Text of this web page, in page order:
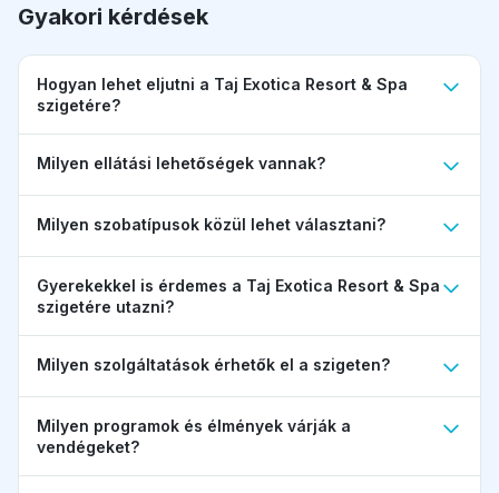
Gyakori kérdések
Hogyan lehet eljutni a Taj Exotica Resort & Spa
szigetére?
Milyen ellátási lehetőségek vannak?
Milyen szobatípusok közül lehet választani?
Gyerekekkel is érdemes a Taj Exotica Resort & Spa
szigetére utazni?
Milyen szolgáltatások érhetők el a szigeten?
Milyen programok és élmények várják a
vendégeket?